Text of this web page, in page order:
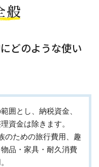
般
どのような使い
囲とし、納税資金、
資金は除きます。
のための旅行費用、趣
品・家具・耐久消費